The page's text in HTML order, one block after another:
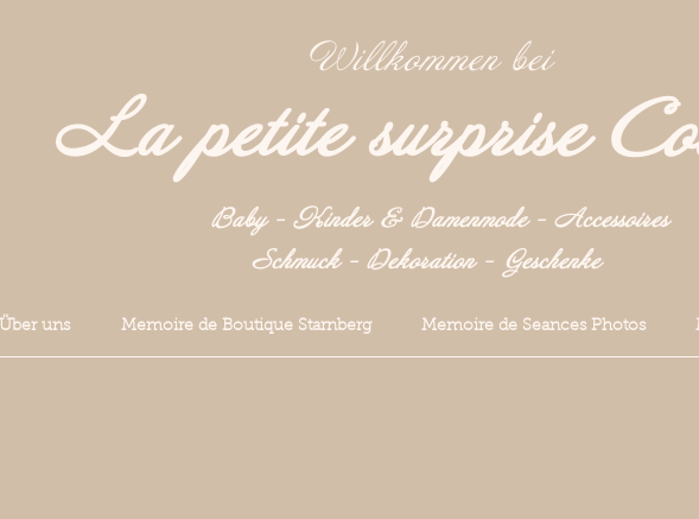
Willkommen bei
La petite surprise
Baby - Kinder & Damenmode - Accessoires
Schmuck - Dekoration - Geschenke
Über uns Memoire de Boutique Starnberg Memoire de Seances Photos